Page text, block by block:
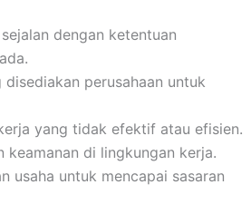
dengan ketentuan
perusahaan untuk
yang tidak efektif atau efisien.
di lingkungan kerja.
usaha untuk mencapai sasaran